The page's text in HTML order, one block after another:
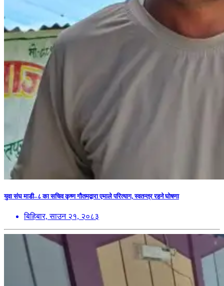
युवा संघ माडी–८ का सचिव कृष्ण गौतमद्वारा एमाले परित्याग, स्वतन्त्र रहने घोषणा
बिहिबार, साउन २१, २०८३